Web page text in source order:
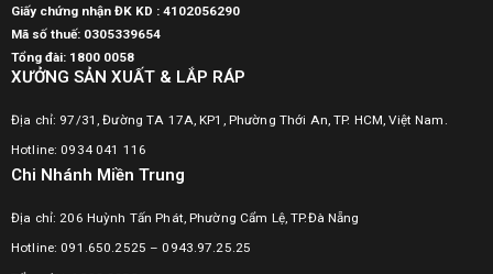
Giấy chứng nhận ĐK KD : 4102056290
Mã số thuế: 0305339654
Tổng đài: 1800 0058
XƯỞNG SẢN XUẤT & LẮP RÁP
Địa chỉ: 97/31, Đường TA 17A, KP1, Phường Thới An, TP. HCM, Việt Nam.
Hotline: 0934 041 116
Chi Nhánh Miền Trung
Địa chỉ: 206 Huỳnh Tấn Phát, Phường Cẩm Lệ, TP.Đà Nẵng
Hotline: 091.650.2525 – 0943.97.25.25